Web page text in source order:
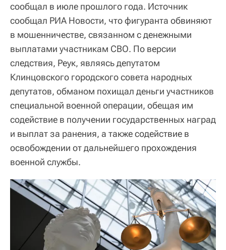
сообщал в июле прошлого года. Источник
сообщал РИА Новости, что фигуранта обвиняют
в мошенничестве, связанном с денежными
выплатами участникам СВО. По версии
следствия, Реук, являясь депутатом
Клинцовского городского совета народных
депутатов, обманом похищал деньги участников
специальной военной операции, обещая им
содействие в получении государственных наград
и выплат за ранения, а также содействие в
освобождении от дальнейшего прохождения
военной службы.